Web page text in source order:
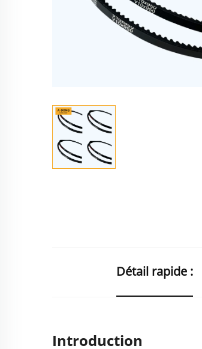
Détail rapide :
Introduction